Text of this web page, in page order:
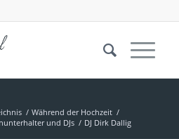
/ Während der Hochzeit /
und DJs / DJ Dirk Dallig